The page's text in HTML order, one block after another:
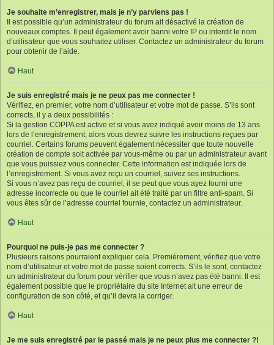
Je souhaite m’enregistrer, mais je n’y parviens pas !
Il est possible qu’un administrateur du forum ait désactivé la création de
nouveaux comptes. Il peut également avoir banni votre IP ou interdit le nom
d’utilisateur que vous souhaitez utiliser. Contactez un administrateur du forum
pour obtenir de l’aide.
Haut
Je suis enregistré mais je ne peux pas me connecter !
Vérifiez, en premier, votre nom d’utilisateur et votre mot de passe. S’ils sont
corrects, il y a deux possibilités :
Si la gestion COPPA est active et si vous avez indiqué avoir moins de 13 ans
lors de l’enregistrement, alors vous devrez suivre les instructions reçues par
courriel. Certains forums peuvent également nécessiter que toute nouvelle
création de compte soit activée par vous-même ou par un administrateur avant
que vous puissiez vous connecter. Cette information est indiquée lors de
l’enregistrement. Si vous avez reçu un courriel, suivez ses instructions.
Si vous n’avez pas reçu de courriel, il se peut que vous ayez fourni une
adresse incorrecte ou que le courriel ait été traité par un filtre anti-spam. Si
vous êtes sûr de l’adresse courriel fournie, contactez un administrateur.
Haut
Pourquoi ne puis-je pas me connecter ?
Plusieurs raisons pourraient expliquer cela. Premièrement, vérifiez que votre
nom d’utilisateur et votre mot de passe soient corrects. S’ils le sont, contactez
un administrateur du forum pour vérifier que vous n’avez pas été banni. Il est
également possible que le propriétaire du site Internet ait une erreur de
configuration de son côté, et qu’il devra la corriger.
Haut
Je me suis enregistré par le passé mais je ne peux plus me connecter ?!